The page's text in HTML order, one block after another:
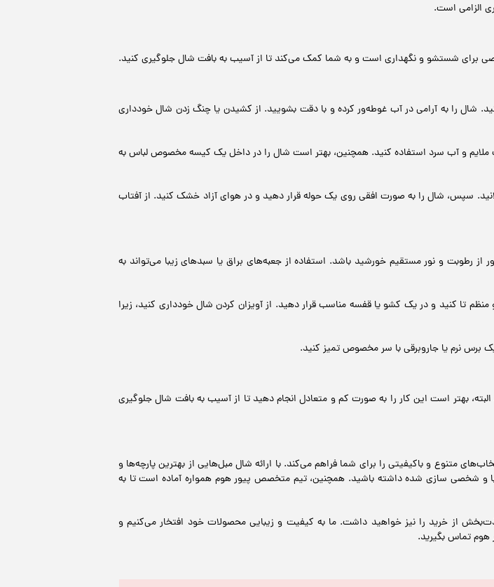
الزامی است.
برای شستشو و نگهداری است و به شما کمک می‌کند تا از آسیب به بافت شال جلوگیری کنید.
شال را به آرامی در آب غوطه‌ور کرده و با دقت بشویید. از کشیدن یا چنگ زدن شال خودداری
و آب سرد استفاده کنید. همچنین، بهتر است شال را در داخل یک کیسه مخصوص لباس به
سپس، شال را به صورت افقی روی یک حوله قرار دهید و در هوای آزاد خشک کنید. از آفتاب
رطوبت و نور مستقیم خورشید باشد. استفاده از جعبه‌های براق یا سبدهای زیبا می‌تواند به
تا کنید و در یک کشو یا قفسه مناسب قرار دهید. از آویزان کردن شال خودداری کنید، زیرا
برس نرم یا جاروبرقی با سر مخصوص تمیز کنید.
بهتر است این کار را به صورت کم و متعادل انجام دهید تا از آسیب به بافت شال جلوگیری
متنوع و باکیفیتی را برای شما فراهم می‌کند. با ارائه شال مبل‌هایی از بهترین پارچه‌ها و
و شخصی سازی شده داشته باشید. همچنین، تیم متخصص پیور هوم همواره آماده است تا به
از خرید را نیز خواهید داشت. ما به کیفیت و زیبایی محصولات خود افتخار می‌کنیم و
هوم تماس بگیرید.